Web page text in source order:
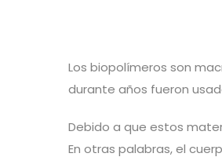
Los biopolímeros son
durante años fueron
Debido a que estos
En otras palabras, el